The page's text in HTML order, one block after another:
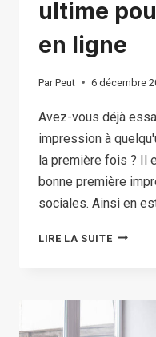
ultime
en ligne
Par Peut 6 décembre
Avez-vous déjà
impression à
la première fois ? Il
bonne première
sociales. Ainsi en
LIRE LA SUITE
UN